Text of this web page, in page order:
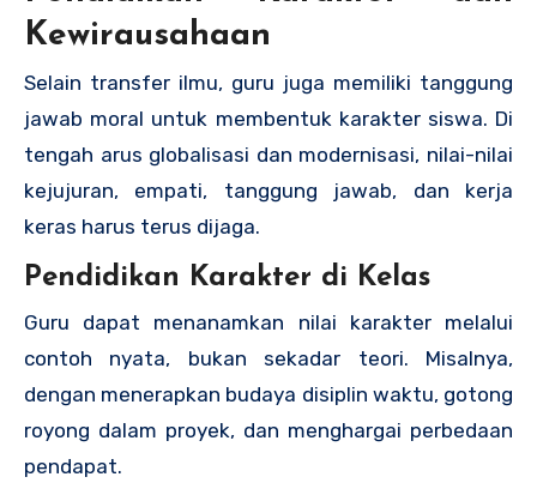
Kewirausahaan
Selain transfer ilmu, guru juga memiliki tanggung
jawab moral untuk membentuk karakter siswa. Di
tengah arus globalisasi dan modernisasi, nilai-nilai
kejujuran, empati, tanggung jawab, dan kerja
keras harus terus dijaga.
Pendidikan Karakter di Kelas
Guru dapat menanamkan nilai karakter melalui
contoh nyata, bukan sekadar teori. Misalnya,
dengan menerapkan budaya disiplin waktu, gotong
royong dalam proyek, dan menghargai perbedaan
pendapat.